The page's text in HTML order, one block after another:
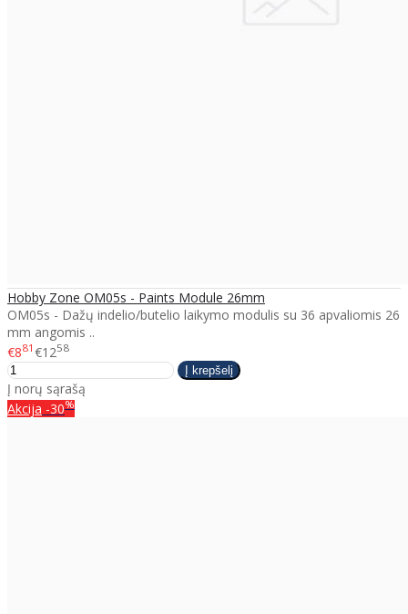
Hobby Zone OM05s - Paints Module 26mm
OM05s - Dažų indelio/butelio laikymo modulis su 36 apvaliomis 26
mm angomis ..
€881 €1258
Į norų sąrašą
Akcija -30%